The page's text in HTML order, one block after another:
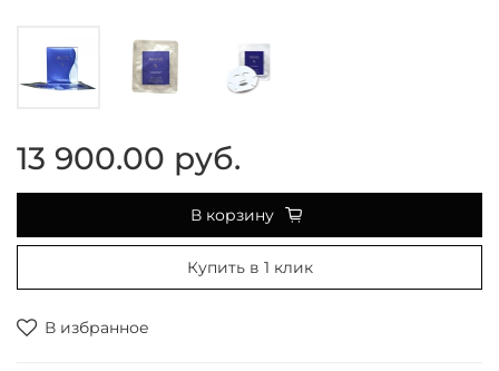
В избранное
13 900.00 руб.
В корзину
Купить в 1 клик